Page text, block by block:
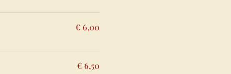
€ 6,00
€ 6,50